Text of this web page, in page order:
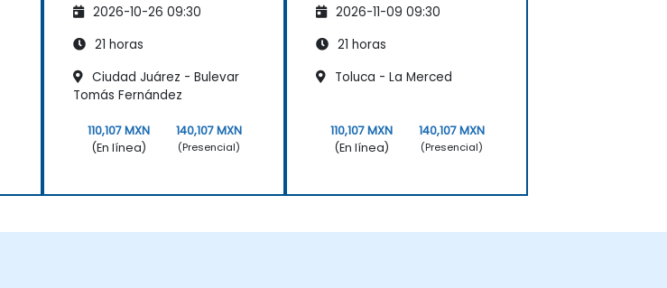
metodología Scrum
2026-10-26 09:30
21 horas
Ciudad Juárez - Bulevar
Tomás Fernández
110,107 MXN
(En línea)
140,107 MXN
(Presencial)
metodología Scrum
2026-11-09 09:30
21 horas
Toluca - La Merced
110,107 MXN
(En línea)
140,107 MXN
(Presencial)